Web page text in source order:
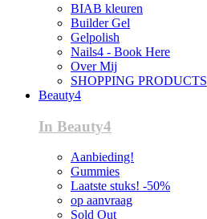
BIAB kleuren
Builder Gel
Gelpolish
Nails4 - Book Here
Over Mij
SHOPPING PRODUCTS
Beauty4
In Beauty4
Aanbieding!
Gummies
Laatste stuks! -50%
op aanvraag
Sold Out